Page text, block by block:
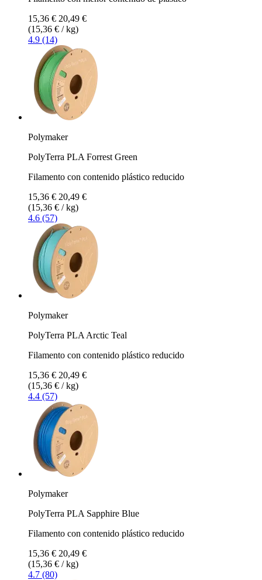
15,36 € 20,49 €
(15,36 € / kg)
4.9 (14)
Polymaker
PolyTerra PLA Forrest Green
Filamento con contenido plástico reducido
15,36 € 20,49 €
(15,36 € / kg)
4.6 (57)
Polymaker
PolyTerra PLA Arctic Teal
Filamento con contenido plástico reducido
15,36 € 20,49 €
(15,36 € / kg)
4.4 (57)
Polymaker
PolyTerra PLA Sapphire Blue
Filamento con contenido plástico reducido
15,36 € 20,49 €
(15,36 € / kg)
4.7 (80)